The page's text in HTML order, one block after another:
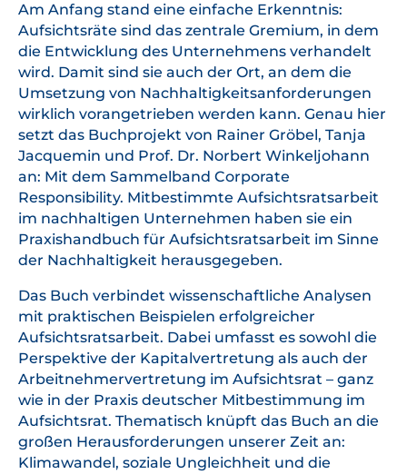
Am Anfang stand eine einfache Erkenntnis:
Aufsichtsräte sind das zentrale Gremium, in dem
die Entwicklung des Unternehmens verhandelt
wird. Damit sind sie auch der Ort, an dem die
Umsetzung von Nachhaltigkeitsanforderungen
wirklich vorangetrieben werden kann. Genau hier
setzt das Buchprojekt von Rainer Gröbel, Tanja
Jacquemin und Prof. Dr. Norbert Winkeljohann
an: Mit dem Sammelband Corporate
Responsibility. Mitbestimmte Aufsichtsratsarbeit
im nachhaltigen Unternehmen haben sie ein
Praxishandbuch für Aufsichtsratsarbeit im Sinne
der Nachhaltigkeit herausgegeben.
Das Buch verbindet wissenschaftliche Analysen
mit praktischen Beispielen erfolgreicher
Aufsichtsratsarbeit. Dabei umfasst es sowohl die
Perspektive der Kapitalvertretung als auch der
Arbeitnehmervertretung im Aufsichtsrat – ganz
wie in der Praxis deutscher Mitbestimmung im
Aufsichtsrat. Thematisch knüpft das Buch an die
großen Herausforderungen unserer Zeit an:
Klimawandel, soziale Ungleichheit und die